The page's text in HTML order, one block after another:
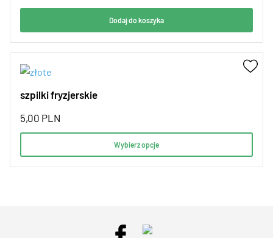
Dodaj do koszyka
szpilki fryzjerskie
5,00 PLN
Wybierz opcje